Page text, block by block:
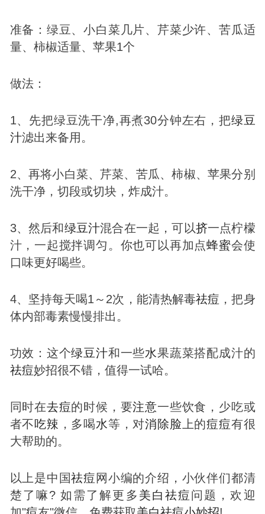
准备：绿豆、小白菜几片、芹菜少许、苦瓜适
量、柿椒适量、苹果1个
做法：
1、先把绿豆洗干净,再煮30分钟左右，把绿豆
汁滤出来备用。
2、再将小白菜、芹菜、苦瓜、柿椒、苹果分别
洗干净，切段或切块，炸成汁。
3、然后和绿豆汁混合在一起，可以挤一点柠檬
汁，一起搅拌调匀。你也可以再加点蜂蜜会使
口味更好喝些。
4、坚持每天喝1～2次，能清热解毒祛痘 ，把身
体内部毒素慢慢排出。
功效：这个绿豆汁和一些水果蔬菜搭配成汁的
祛痘妙招很不错，值得一试哈。
同时在去痘的时候，要注意一些饮食，少吃或
者不吃辣 ，多喝水等，对消除脸 上的痘痘有很
大帮助的。
以上是中国祛痘 网小编的介绍，小伙伴们都清
楚了嘛? 如需了解更多 美白 祛痘问题，欢迎